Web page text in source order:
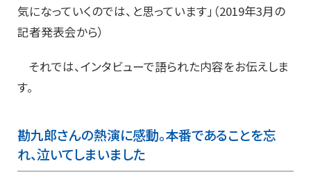
気になっていくのでは、と思っています」（2019年3月の
記者発表会から）
それでは、インタビューで語られた内容をお伝えしま
す。
勘九郎さんの熱演に感動。本番であることを忘
れ、泣いてしまいました